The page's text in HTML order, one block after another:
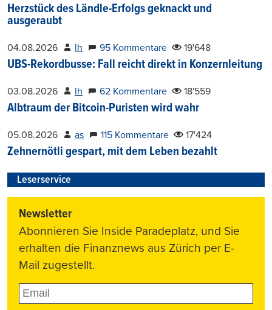
Herzstück des Ländle-Erfolgs geknackt und
ausgeraubt
04.08.2026 lh 95 Kommentare 19'648
UBS-Rekordbusse: Fall reicht direkt in Konzernleitung
03.08.2026 lh 62 Kommentare 18'559
Albtraum der Bitcoin-Puristen wird wahr
05.08.2026 as 115 Kommentare 17'424
Zehnernötli gespart, mit dem Leben bezahlt
Leserservice
Newsletter
Abonnieren Sie Inside Paradeplatz, und Sie
erhalten die Finanznews aus Zürich per E-
Mail zugestellt.